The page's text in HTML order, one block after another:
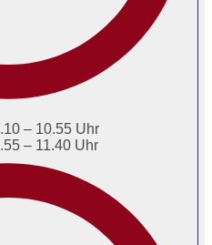
– 10.55 Uhr
– 11.40 Uhr